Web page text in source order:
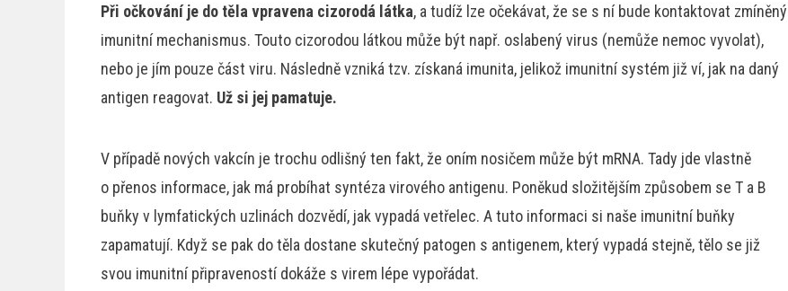
Při očkování je do těla vpravena cizorodá látka, a tudíž lze očekávat, že se s ní bude kontaktovat zmíněný
imunitní mechanismus. Touto cizorodou látkou může být např. oslabený virus (nemůže nemoc vyvolat),
nebo je jím pouze část viru. Následně vzniká tzv. získaná imunita, jelikož imunitní systém již ví, jak na daný
antigen reagovat. Už si jej pamatuje.
V případě nových vakcín je trochu odlišný ten fakt, že oním nosičem může být mRNA. Tady jde vlastně
o přenos informace, jak má probíhat syntéza virového antigenu. Poněkud složitějším způsobem se T a B
buňky v lymfatických uzlinách dozvědí, jak vypadá vetřelec. A tuto informaci si naše imunitní buňky
zapamatují. Když se pak do těla dostane skutečný patogen s antigenem, který vypadá stejně, tělo se již
svou imunitní připraveností dokáže s virem lépe vypořádat.